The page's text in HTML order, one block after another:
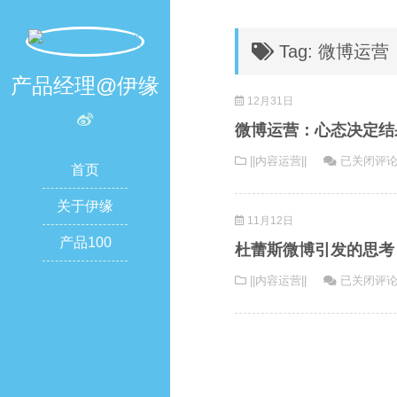
产品经理@伊缘
首页
关于伊缘
产品100
Tag: 微博运营
12月31日
微博运营：心态决定
||内容运营||
微
心
态
决
已关闭评论
11月12日
杜蕾斯微博引发的思
||内容运营||
杜
已关闭评论